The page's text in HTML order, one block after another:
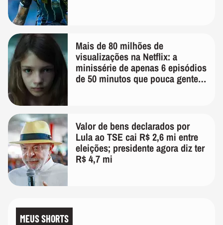
Mais de 80 milhões de
visualizações na Netflix: a
minissérie de apenas 6 episódios
de 50 minutos que pouca gente
Valor de bens declarados por
Lula ao TSE cai R$ 2,6 mi entre
eleições; presidente agora diz ter
R$ 4,7 mi
MEUS SHORTS